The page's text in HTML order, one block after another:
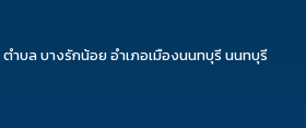
ำบล บางรักน้อย อำเภอเมืองนนทบุรี นนทบุรี